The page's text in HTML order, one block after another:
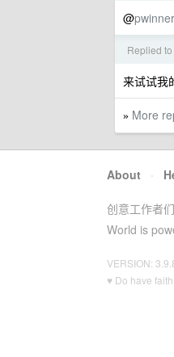
@pwinner
Replied
来试试我
» More
About ·
创意工作者
World is
VERSION:
♥ Do have